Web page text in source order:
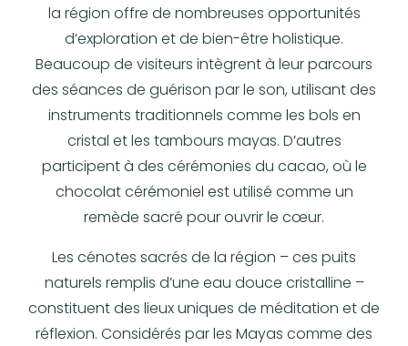
la région offre de nombreuses opportunités
d’exploration et de bien-être holistique.
Beaucoup de visiteurs intègrent à leur parcours
des séances de guérison par le son, utilisant des
instruments traditionnels comme les bols en
cristal et les tambours mayas. D’autres
participent à des cérémonies du cacao, où le
chocolat cérémoniel est utilisé comme un
remède sacré pour ouvrir le cœur.
Les cénotes sacrés de la région – ces puits
naturels remplis d’une eau douce cristalline –
constituent des lieux uniques de méditation et de
réflexion. Considérés par les Mayas comme des